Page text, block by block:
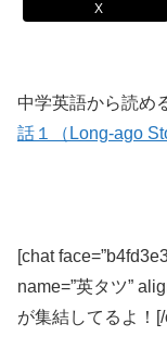
X
中学英語から読め
話１（Long-ago
[chat
name=”英タツ”
が集結してるよ！[/